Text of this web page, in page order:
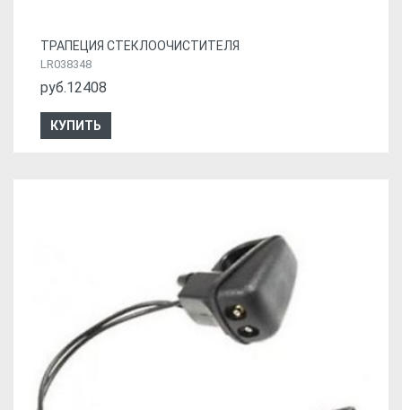
ТРАПЕЦИЯ СТЕКЛООЧИСТИТЕЛЯ
LR038348
руб.12408
КУПИТЬ